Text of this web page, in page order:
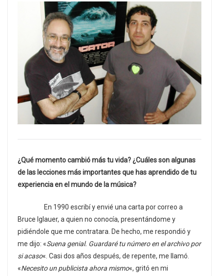
¿Qué momento cambió más tu vida? ¿Cuáles son algunas
de las lecciones más importantes que has aprendido de tu
experiencia en el mundo de la música?
En 1990 escribí y envié una carta por correo a
Bruce Iglauer, a quien no conocía, presentándome y
pidiéndole que me contratara. De hecho, me respondió y
me dijo: «Suena genial. Guardaré tu número en el archivo por
si acaso«. Casi dos años después, de repente, me llamó.
«Necesito un publicista ahora mismo«, gritó en mi